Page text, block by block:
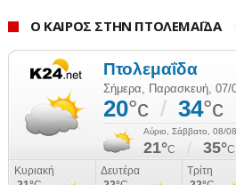
Ο ΚΑΙΡΟΣ ΣΤΗΝ ΠΤΟΛΕΜΑΪΔΑ